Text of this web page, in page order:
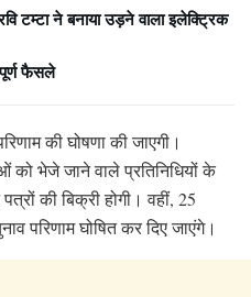
टम्टा ने बनाया उड़ने वाला इलेक्ट्रिक
फैसले
की घोषणा की जाएगी।
को भेजे जाने वाले प्रतिनिधियों के
की बिक्री होगी। वहीं, 25
परिणाम घोषित कर दिए जाएंगे।